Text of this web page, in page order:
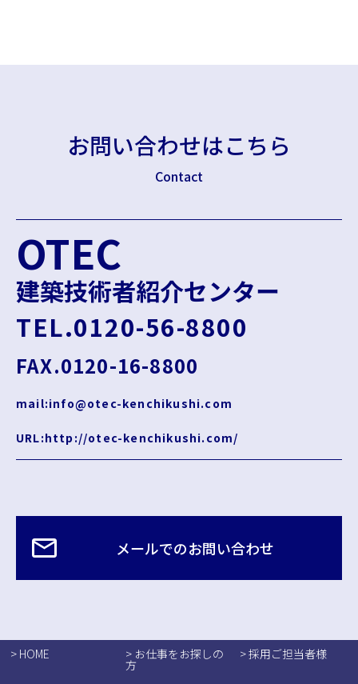
お問い合わせはこちら
Contact
OTEC
建築技術者紹介センター
TEL.0120-56-8800
FAX.0120-16-8800
mail:info@otec-kenchikushi.com
URL:http://otec-kenchikushi.com/
メールでのお問い合わせ
> HOME > お仕事をお探しの
方
> 採用ご担当者様